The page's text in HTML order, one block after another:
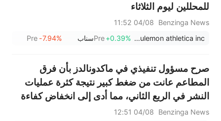
للمحللين ليوم الثلاثاء
Benzinga News
04/08 11:52
lululemon athletica inc.
+0.39%
Preسناب -7.94%
Pre
صرح مسؤول تنفيذي في ماكدونالدز بأن فرق
المطاعم عانت من ضغط كبير نتيجة كثرة عمليات
النشر في الربع الثاني، مما أدى إلى انخفاض كفاءة
العمليات؛ ابتداءً من الأسبوع المقبل، سنطلق عروضًا
Benzinga News
04/08 12:51